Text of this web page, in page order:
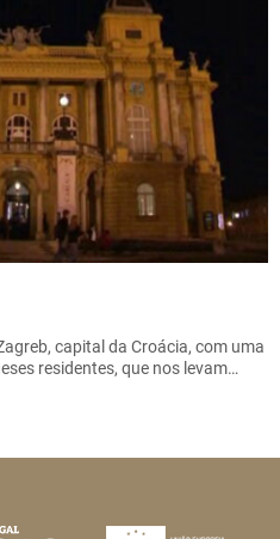
capital da Croácia, com uma
residentes, que nos levam…